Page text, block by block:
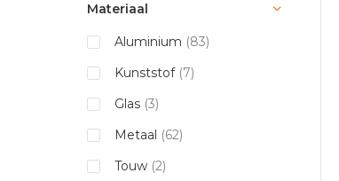
Materiaal
Aluminium (83)
Kunststof (7)
Glas (3)
Metaal (62)
Touw (2)